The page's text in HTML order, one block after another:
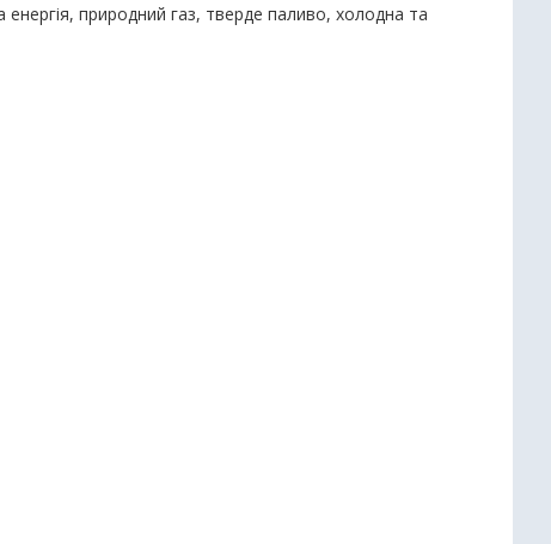
природний газ, тверде паливо, холодна та